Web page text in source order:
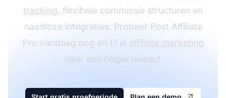
tracking, flexibele commissie structuren en
naadloze integraties. Probeer Post Affiliate
Pro vandaag nog en til je affiliate marketing
naar een hoger niveau!